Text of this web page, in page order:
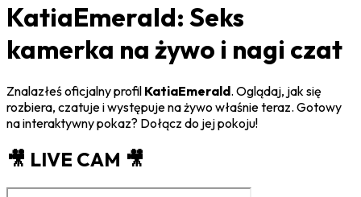
KatiaEmerald: Seks
kamerka na żywo i nagi czat
Znalazłeś oficjalny profil KatiaEmerald. Oglądaj, jak się
rozbiera, czatuje i występuje na żywo właśnie teraz. Gotowy
na interaktywny pokaz? Dołącz do jej pokoju!
🎥 LIVE CAM 🎥